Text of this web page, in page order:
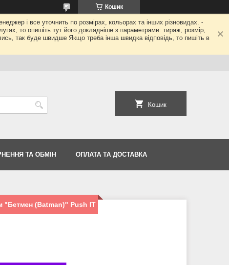
Кошик
і все уточнить по розмірах, кольорах та інших різновидах. -
то опишіть тут його докладніше з параметрами: тираж, розмір,
так буде швидше Якщо треба інша швидка відповідь, то пишіть в
Кошик
ТА ОБМІН ОПЛАТА ТА ДОСТАВКА
"Бетмен (Batman)" Push IT